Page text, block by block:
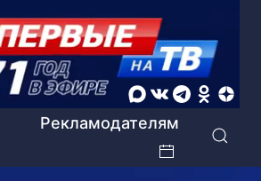
Рекламодателям